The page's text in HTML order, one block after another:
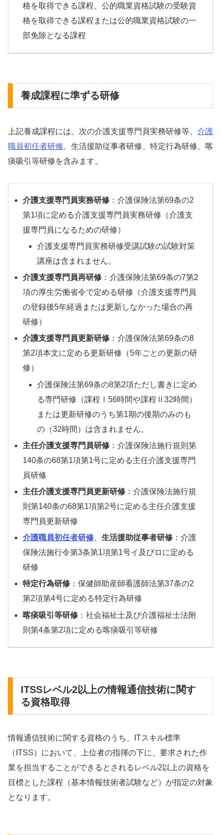
格を取得できる課程、公的職業資格試験の受験資
格を取得できる課程または公的職業資格試験の一
部免除となる課程
養成課程に準ずる研修
上記養成課程には、次の介護支援専門員実務研修等、 介護
職員初任者研修 、生活援助従事者研修、特定行為研修、喀
痰吸引等研修を含みます。
介護支援専門員実務研修 ：介護保険法第69条の2
第1項に定める介護支援専門員実務研修（介護支
援専門員になるための研修）
介護支援専門員実務研修受講試験の試験対策
講座は含まれません。
介護支援専門員再研修 ：介護保険法第69条の7第2
項の厚生労働省令で定める研修（介護支援専門員
の登録後5年経過または更新しなかった場合の再
研修）
介護支援専門員更新研修 ：介護保険法第69条の8
第2項本文に定める更新研修（5年ごとの更新の研
修）
介護保険法第69条の8第2項ただし書きに定め
る専門研修（課程Ⅰ56時間や課程Ⅱ32時間）
または更新研修のうち第1期の後期のみのも
の（32時間）は含まれません。
主任介護支援専門員研修 ：介護保険法施行規則第
140条の68第1項第1号に定める主任介護支援専門
員研修
主任介護支援専門員更新研修 ：介護保険法施行規
則第140条の68第1項第2号に定める主任介護支援
専門員更新研修
介護職員初任者研修 、生活援助従事者研修 ：介護
保険法施行令第3条第1項第1号イ及びロに定める
研修
特定行為研修 ：保健師助産師看護師法第37条の2
第2項第4号に定める特定行為研修
喀痰吸引等研修 ：社会福祉士及び介護福祉士法附
則第4条第2項に定める喀痰吸引等研修
ITSSレベル2以上の情報通信技術に関す
る資格取得
情報通信技術に関する資格のうち、ITスキル標準
（ITSS）において、上位者の指揮の下に、要求された作
業を担当することができるとされるレベル2以上の資格を
目標とした課程（基本情報技術者試験など）が指定の対象
となります。